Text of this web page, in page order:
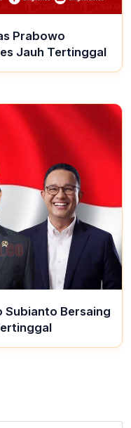
Prabowo
Jauh Tertinggal
Subianto Bersaing